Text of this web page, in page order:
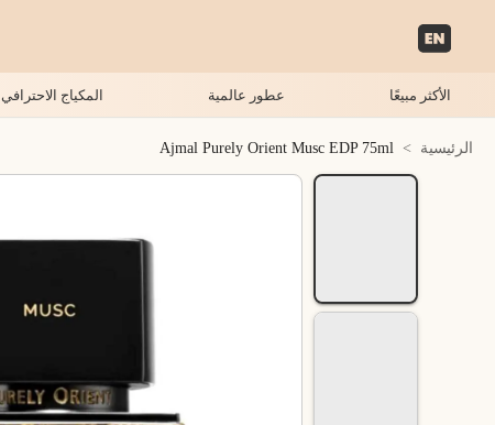
الأكثر مبيعًا عطور عالمية المكياج الاحترافي
الرئيسية >
Ajmal Purely Orient Musc EDP 75ml